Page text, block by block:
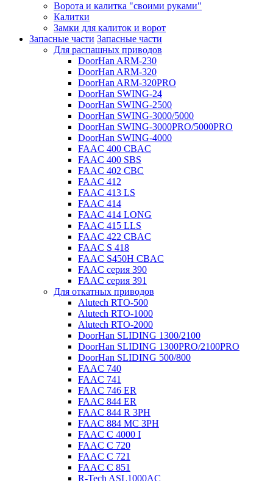
Ворота и калитка "своими руками"
Калитки
Замки для калиток и ворот
Запасные части Запасные части
Для распашных приводов
DoorHan ARM-230
DoorHan ARM-320
DoorHan ARM-320PRO
DoorHan SWING-24
DoorHan SWING-2500
DoorHan SWING-3000/5000
DoorHan SWING-3000PRO/5000PRO
DoorHan SWING-4000
FAAC 400 CBAC
FAAC 400 SBS
FAAC 402 CBC
FAAC 412
FAAC 413 LS
FAAC 414
FAAC 414 LONG
FAAC 415 LLS
FAAC 422 CBAC
FAAC S 418
FAAC S450H CBAC
FAAC серия 390
FAAC серия 391
Для откатных приводов
Alutech RTO-500
Alutech RTO-1000
Alutech RTO-2000
DoorHan SLIDING 1300/2100
DoorHan SLIDING 1300PRO/2100PRO
DoorHan SLIDING 500/800
FAAC 740
FAAC 741
FAAC 746 ER
FAAC 844 ER
FAAC 844 R 3PH
FAAC 884 MC 3PH
FAAC C 4000 I
FAAC C 720
FAAC C 721
FAAC C 851
R-Tech ASL1000AC